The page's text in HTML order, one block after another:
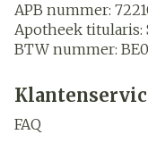
APB nummer:
Apotheek titularis:
BTW nummer:
FAQ